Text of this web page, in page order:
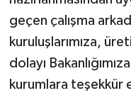
geçen çalışma
kuruluşlarımıza,
dolayı
kurumlara teşekkür